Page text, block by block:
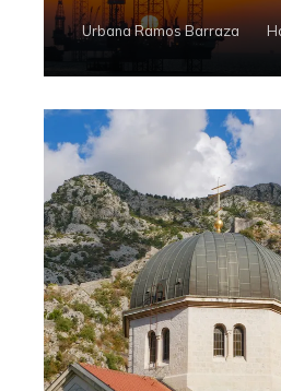
Urbana Ramos Barraza